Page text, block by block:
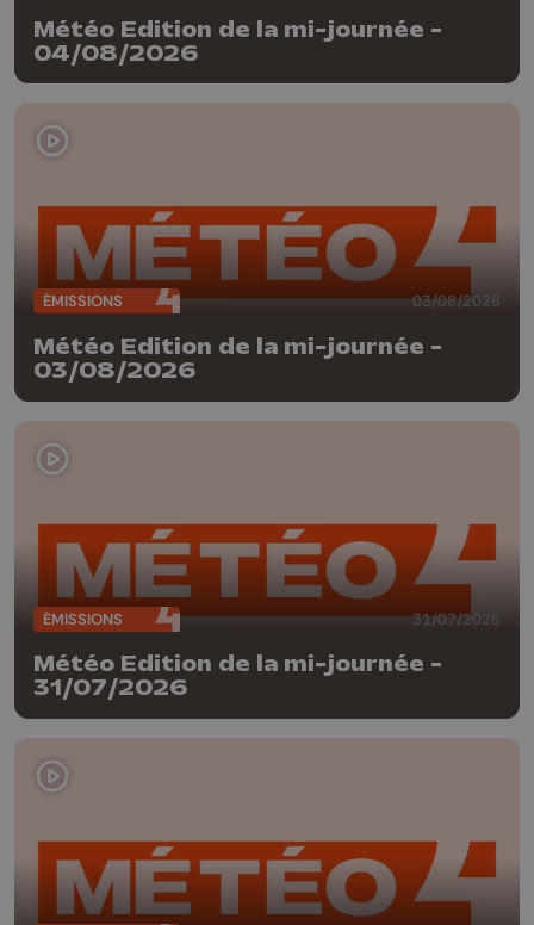
Météo Edition de la mi-journée -
04/08/2026
ÉMISSIONS 03/08/2026
Météo Edition de la mi-journée -
03/08/2026
ÉMISSIONS 31/07/2026
Météo Edition de la mi-journée -
31/07/2026